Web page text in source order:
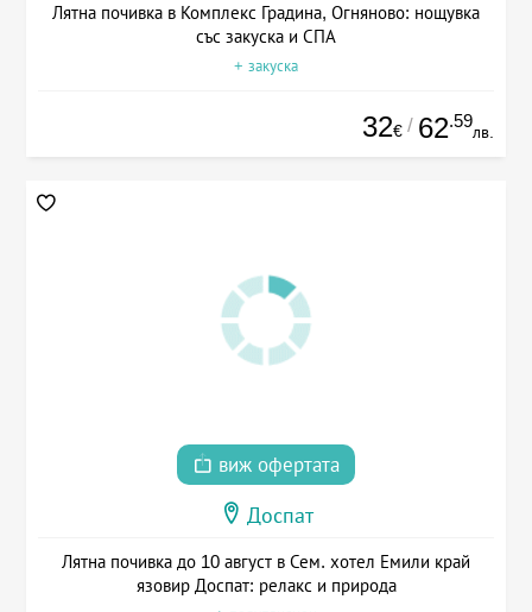
Лятна почивка в Комплекс Градина, Огняново: нощувка
със закуска и СПА
+ закуска
32€ / 62.59
лв.
виж офертата
Доспат
Лятна почивка до 10 август в Сем. хотел Емили край
язовир Доспат: релакс и природа